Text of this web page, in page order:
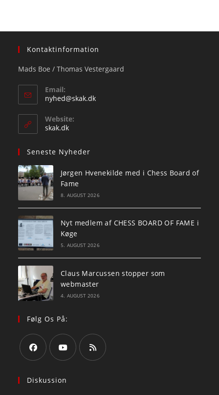
Kontaktinformation
Mads Boe / Thomas Vestergaard
Email:
nyhed@skak.dkOpens
Website:
skak.dk
Seneste Nyheder
Jørgen Hvenekilde med i Chess Board of
Fame
8. AUGUST 2026
Nyt medlem af CHESS BOARD OF FAME i
Køge
5. AUGUST 2026
Claus Marcussen stopper som
webmaster
4. AUGUST 2026
Følg Os På:
in
in
Diskussion